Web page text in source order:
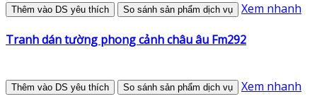
Thêm vào DS yêu thích So sánh sản phẩm dịch vụ Xem nhanh
Tranh dán tường phong cảnh châu âu Fm292
Thêm vào DS yêu thích So sánh sản phẩm dịch vụ Xem nhanh